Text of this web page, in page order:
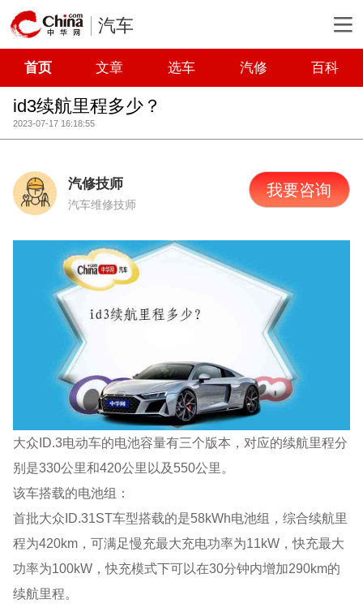
汽车
首页 文章 选车 汽修 百科
id3续航里程多少？
2023-07-17 16:18:55
汽修技师
汽车维修技师
我要咨询
大众ID.3电动车的电池容量有三个版本，对应的续航里程分
别是330公里和420公里以及550公里。
该车搭载的电池组：
首批大众ID.31ST车型搭载的是58kWh电池组，综合续航里
程为420km，可满足慢充最大充电功率为11kW，快充最大
功率为100kW，快充模式下可以在30分钟内增加290km的
续航里程。